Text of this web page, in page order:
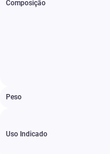
Composição
Peso
Uso Indicado